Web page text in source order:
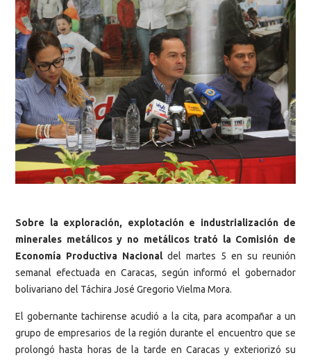
Sobre la exploración, explotación e industrialización de
minerales metálicos y no metálicos trató la Comisión de
Economía Productiva Nacionaldel martes 5 en su reunión
semanal efectuada en Caracas, según informó el gobernador
bolivariano del Táchira José Gregorio Vielma Mora.
El gobernante tachirense acudió a la cita, para acompañar a un
grupo de empresarios de la región durante el encuentro que se
prolongó hasta horas de la tarde en Caracas y exteriorizó su